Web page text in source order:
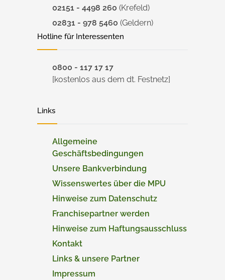
02151 - 4498 260 (Krefeld)
02831 - 978 5460 (Geldern)
Hotline für Interessenten
0800 - 117 17 17
[kostenlos aus dem dt. Festnetz]
Links
Allgemeine
Geschäftsbedingungen
Unsere Bankverbindung
Wissenswertes über die MPU
Hinweise zum Datenschutz
Franchisepartner werden
Hinweise zum Haftungsausschluss
Kontakt
Links & unsere Partner
Impressum